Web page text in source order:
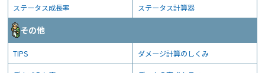
ステータス成長率 ステータス計算器
その他
TIPS ダメージ計算のしくみ